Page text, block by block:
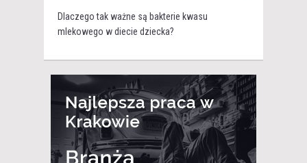
Dlaczego tak ważne są bakterie kwasu
mlekowego w diecie dziecka?